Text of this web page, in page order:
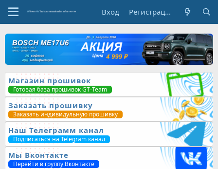
Вход Регистрация
Магазин прошивок
Готовая база прошивок GT-Team
Заказать прошивку
Заказать индивидульную прошивку
Наш Телеграмм канал
Подписаться на Telegram канал
Мы Вконтакте
Перейти в группу Вконтакте